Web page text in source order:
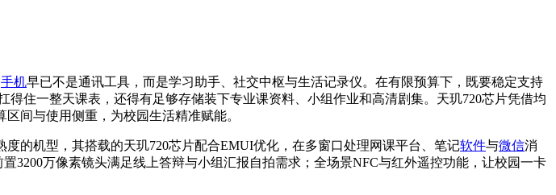
手机早已不是通讯工具，而是学习助手、社交中枢与生活记录仪。在有限预算下，既要稳定支持
住一整天课表，还得有足够存储装下专业课资料、小组作业和高清剧集。天玑720芯片凭借均
间与使用侧重，为校园生活精准赋能。
度的机型，其搭载的天玑720芯片配合EMUI优化，在多窗口处理网课平台、笔记软件与微信消
3200万像素镜头满足线上答辩与小组汇报自拍需求；全场景NFC与红外遥控功能，让校园一卡